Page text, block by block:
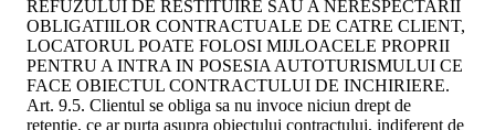
REFUZULUI DE RESTITUIRE SAU A NERESPECTARII
OBLIGATIILOR CONTRACTUALE DE CATRE CLIENT,
LOCATORUL POATE FOLOSI MIJLOACELE PROPRII
PENTRU A INTRA IN POSESIA AUTOTURISMULUI CE
FACE OBIECTUL CONTRACTULUI DE INCHIRIERE.
Art. 9.5. Clientul se obliga sa nu invoce niciun drept de
retentie, ce ar purta asupra obiectului contractului, indiferent de